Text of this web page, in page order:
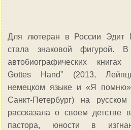
Для лютеран в России Эдит
стала знаковой фигурой.
автобиографических
Gottes Hand” (2013,
немецком языке и «Я
Санкт-Петербург) на
рассказала о своем детстве
пастора, юности в